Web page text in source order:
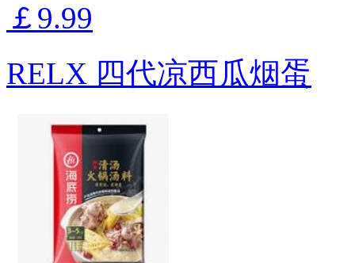
￡9.99
RELX 四代凉西瓜烟蛋